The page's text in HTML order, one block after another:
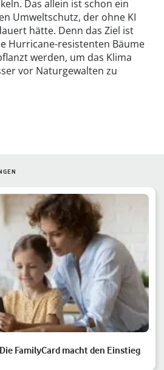
Das allein ist schon ein
Umweltschutz, der ohne KI
hätte. Denn das Ziel ist
Hurricane-resistenten Bäume
werden, um das Klima
vor Naturgewalten zu
FamilyCard macht den Einstieg